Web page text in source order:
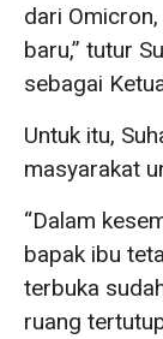
dari
baru,” tutur
sebagai
Untuk itu,
masyarakat
“Dalam
bapak ibu
terbuka
ruang